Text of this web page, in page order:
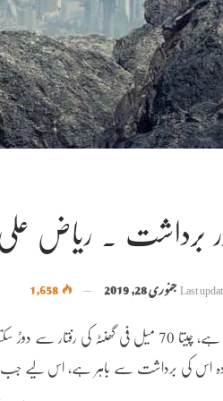
برداشت ۔ ریاض
Lastجنوری 28, 2019
اس کی برداشت سے باہر ہے، اس لیے جب